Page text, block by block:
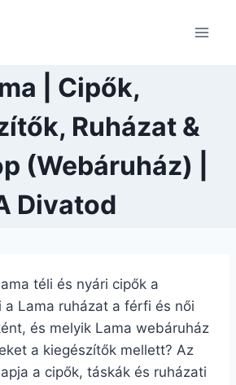
| Cipők,
Ruházat &
(Webáruház) |
Divatod
téli és nyári cipők a
a Lama ruházat a férfi és női
és melyik Lama webáruház
a kiegészítők mellett? Az
a cipők, táskák és ruházati